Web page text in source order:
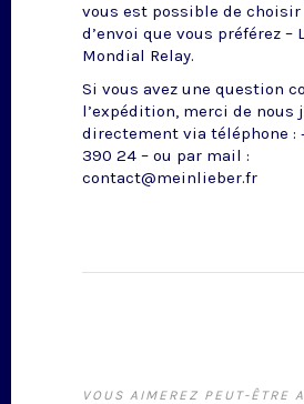
vous est possible de choisir
d’envoi que vous préférez –
Mondial Relay.
Si vous avez une question
l’expédition, merci de nous
directement via téléphone :
390 24 – ou par mail :
contact@meinlieber.fr
VOUS AIMEREZ PEUT-ÊTRE